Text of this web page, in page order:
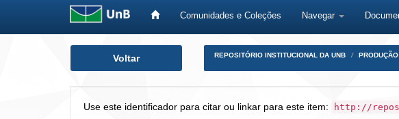
Comunidades e Coleções Navegar
Voltar REPOSITÓRIO INSTITUCIONAL DA UNB
Use este identificador para citar ou linkar para este item: http://